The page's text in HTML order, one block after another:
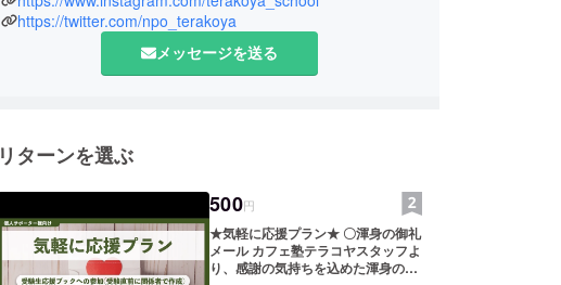
https://twitter.com/npo_terakoya
メッセージを送る
リターンを選ぶ
500円
★気軽に応援プラン★ 〇渾身の御礼
メール カフェ塾テラコヤスタッフよ
り、感謝の気持ちを込めた渾身の御